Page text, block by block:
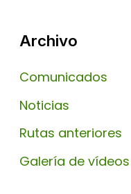
Archivo
Comunicados
Noticias
Rutas anteriores
Galería de vídeos